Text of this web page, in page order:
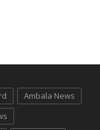
Ambala News